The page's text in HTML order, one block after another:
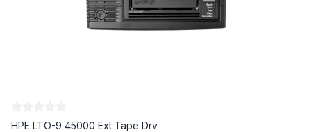
HPE LTO-9 45000 Ext Tape Drv